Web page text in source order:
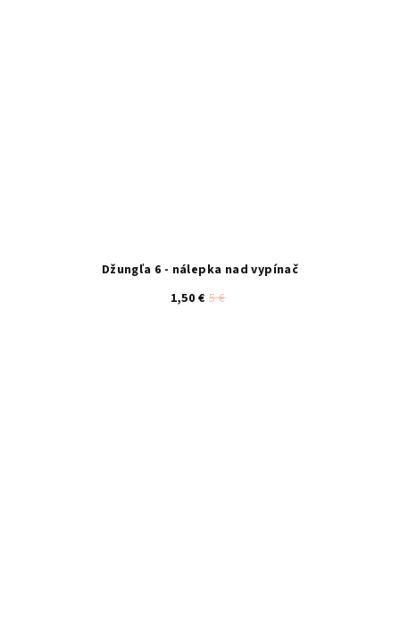
Džungľa 6 - nálepka nad vypínač
1,50 € 5 €